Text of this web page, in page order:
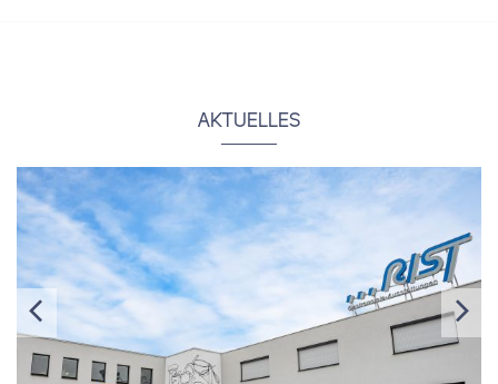
AKTUELLES